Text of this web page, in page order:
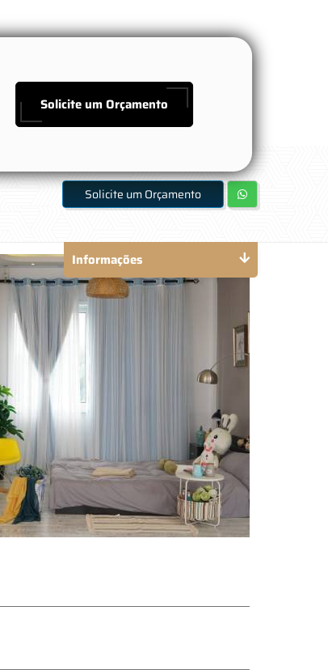
Solicite um Orçamento
Solicite um Orçamento
Informações